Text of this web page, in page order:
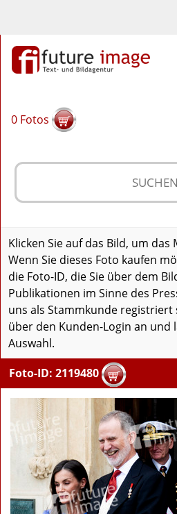
0 Fotos
Klicken Sie auf das Bild, um
Wenn Sie dieses Foto kaufen
die Foto-ID, die Sie über dem
Publikationen im Sinne des
uns als Stammkunde registriert
über den Kunden-Login an und
Auswahl.
Foto-ID: 2119480